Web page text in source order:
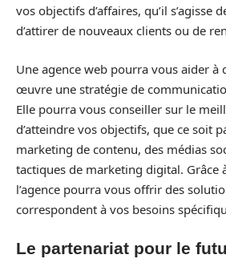
vos objectifs d’affaires, qu’il s’agisse
d’attirer de nouveaux clients ou de
Une agence web pourra vous aider à
œuvre une stratégie de
Elle pourra vous conseiller sur le
d’atteindre vos objectifs, que ce soit
marketing de contenu, des médias
tactiques de marketing digital. Grâce
l’agence pourra vous offrir des
correspondent à vos besoins
Le partenariat pour le